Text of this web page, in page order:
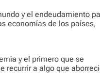
y el endeudamiento
economías de los países,
y el primero que se
recurrir a algo que